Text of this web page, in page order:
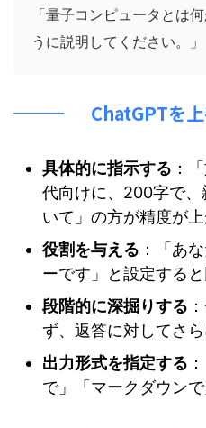
「量子コンピュータとは
うに説明してください。」
ChatGPTを
具体的に指示する ：
代向けに、200字で
いて」の方が精度が
役割を与える ：「あ
ーです」と設定する
段階的に深掘りする
ず、返答に対してさ
出力形式を指定する
で」「マークダウン